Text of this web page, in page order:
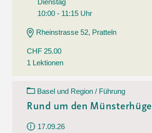
Dienstag
10:00 - 11:15 Uhr
Rheinstrasse 52, Pratteln
CHF 25.00
1 Lektionen
Basel und Region / Führung
Rund um den Münsterhügel
17.09.26